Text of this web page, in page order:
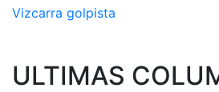
Vizcarra golpista
ULTIMAS